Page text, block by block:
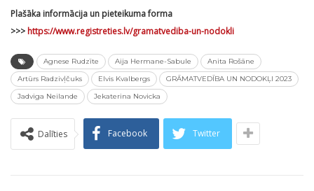
Plašāka informācija un pieteikuma forma
>>> https://www.registreties.lv/gramatvediba-un-nodokli
Agnese Rudzīte Aija Hermane-Sabule
Anita Rošāne
Artūrs Radzivļčuks
Elvis Kvalbergs
GRĀMATVEDĪBA UN NODOKĻI 2023
Jadviga Neilande
Jekaterina Novicka
Dalīties Facebook Twitter